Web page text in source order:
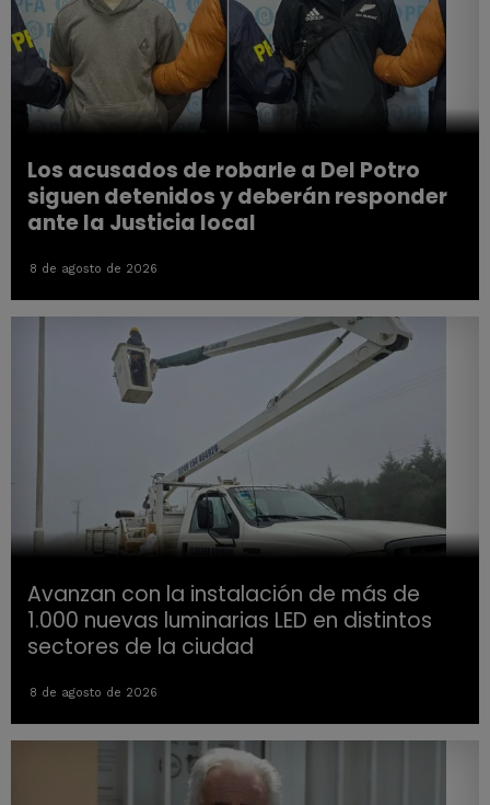
Los acusados de robarle a Del Potro
siguen detenidos y deberán responder
ante la Justicia local
8 de agosto de 2026
Avanzan con la instalación de más de
1.000 nuevas luminarias LED en distintos
sectores de la ciudad
8 de agosto de 2026